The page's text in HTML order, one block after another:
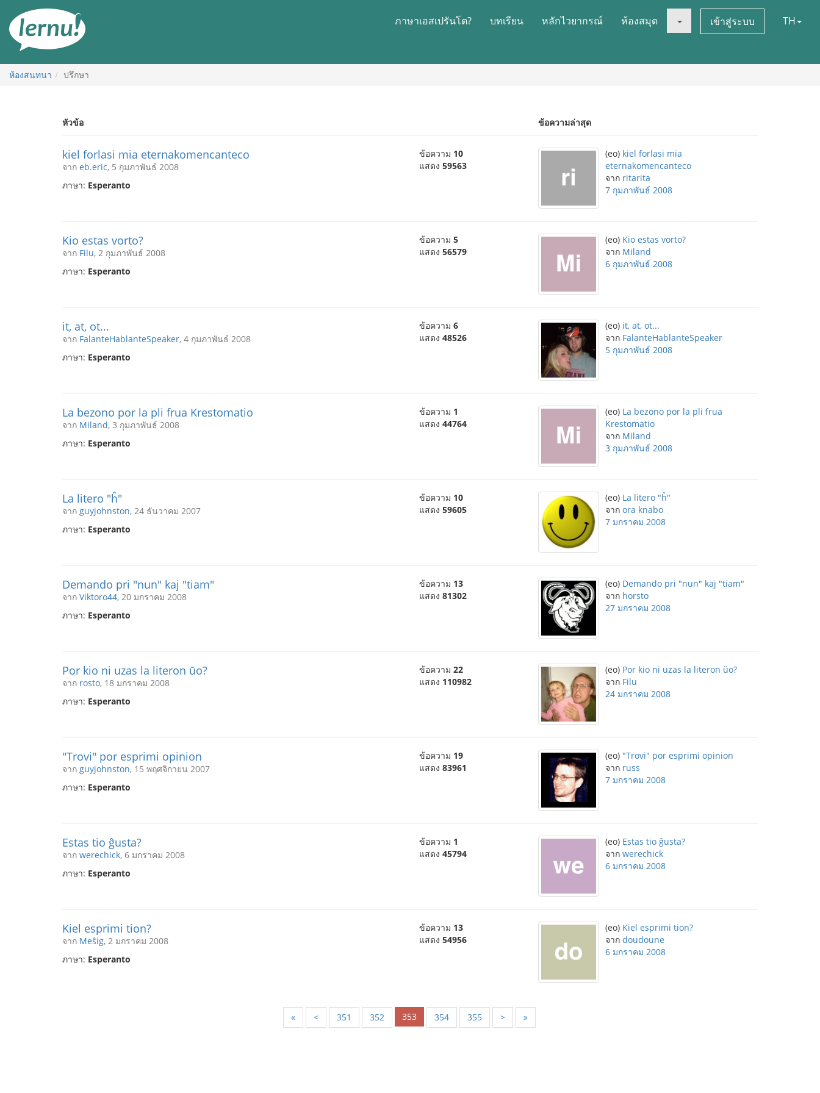
สารบัญ
ภาษาเอสเปรันโต? บทเรียน หลักไวยากรณ์ ห้องสมุด เข้าสู่ระบบ TH
ห้องสนทนา ปรึกษา
หัวข้อ ข้อความล่าสุด
kiel forlasi mia eternakomencanteco
จาก eb.eric, 5 กุมภาพันธ์ 2008
ภาษา: Esperanto
ข้อความ 10
แสดง 59563
(eo) kiel forlasi mia
eternakomencanteco
จาก ritarita
7 กุมภาพันธ์ 2008
Kio estas vorto?
จาก Filu, 2 กุมภาพันธ์ 2008
ภาษา: Esperanto
ข้อความ 5
แสดง 56579
(eo) Kio estas vorto?
จาก Miland
6 กุมภาพันธ์ 2008
it, at, ot...
จาก FalanteHablanteSpeaker, 4 กุมภาพันธ์ 2008
ภาษา: Esperanto
ข้อความ 6
แสดง 48526
(eo) it, at, ot...
จาก FalanteHablanteSpeaker
5 กุมภาพันธ์ 2008
La bezono por la pli frua Krestomatio
จาก Miland, 3 กุมภาพันธ์ 2008
ภาษา: Esperanto
ข้อความ 1
แสดง 44764
(eo) La bezono por la pli frua
Krestomatio
จาก Miland
3 กุมภาพันธ์ 2008
La litero "ĥ"
จาก guyjohnston, 24 ธันวาคม 2007
ภาษา: Esperanto
ข้อความ 10
แสดง 59605
(eo) La litero "ĥ"
จาก ora knabo
7 มกราคม 2008
Demando pri "nun" kaj "tiam"
จาก Viktoro44, 20 มกราคม 2008
ภาษา: Esperanto
ข้อความ 13
แสดง 81302
(eo) Demando pri "nun" kaj "tiam"
จาก horsto
27 มกราคม 2008
Por kio ni uzas la literon ŭo?
จาก rosto, 18 มกราคม 2008
ภาษา: Esperanto
ข้อความ 22
แสดง 110982
(eo) Por kio ni uzas la literon ŭo?
จาก Filu
24 มกราคม 2008
"Trovi" por esprimi opinion
จาก guyjohnston, 15 พฤศจิกายน 2007
ภาษา: Esperanto
ข้อความ 19
แสดง 83961
(eo) "Trovi" por esprimi opinion
จาก russ
7 มกราคม 2008
Estas tio ĝusta?
จาก werechick, 6 มกราคม 2008
ภาษา: Esperanto
ข้อความ 1
แสดง 45794
(eo) Estas tio ĝusta?
จาก werechick
6 มกราคม 2008
Kiel esprimi tion?
จาก Meŝig, 2 มกราคม 2008
ภาษา: Esperanto
ข้อความ 13
แสดง 54956
(eo) Kiel esprimi tion?
จาก doudoune
6 มกราคม 2008
« < 351 352 353 354 355 > »